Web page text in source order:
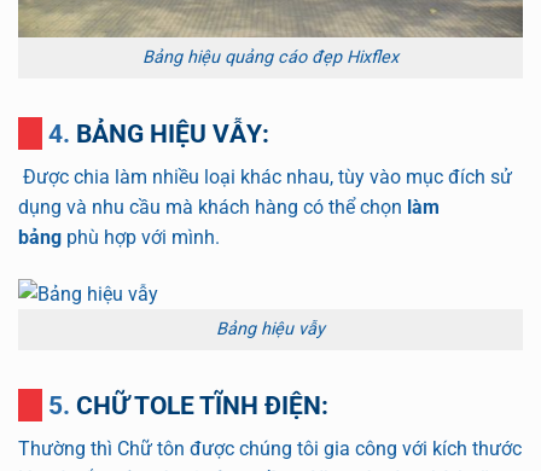
Bảng hiệu quảng cáo đẹp Hixflex
4. BẢNG HIỆU VẪY:
Được chia làm nhiều loại khác nhau, tùy vào mục đích sử
dụng và nhu cầu mà khách hàng có thể chọn làm
bảng phù hợp với mình.
Bảng hiệu vẫy
5. CHỮ TOLE TĨNH ĐIỆN:
Thường thì Chữ tôn được chúng tôi gia công với kích thước